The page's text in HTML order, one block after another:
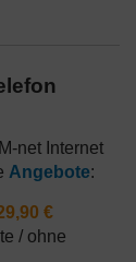
net Internet
Angebote:
€
/ ohne